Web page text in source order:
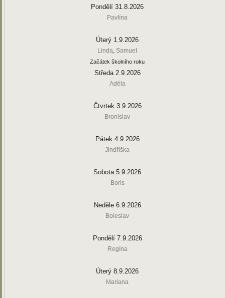
Pondělí 31.8.2026
Pavlína
Úterý 1.9.2026
Linda, Samuel
Začátek školního roku
Středa 2.9.2026
Adéla
Čtvrtek 3.9.2026
Bronislav
Pátek 4.9.2026
Jindřiška
Sobota 5.9.2026
Boris
Neděle 6.9.2026
Boleslav
Pondělí 7.9.2026
Regína
Úterý 8.9.2026
Mariana